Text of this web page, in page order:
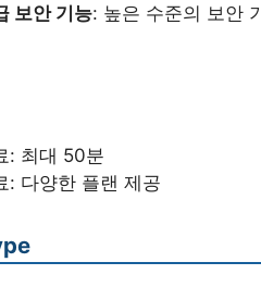
보안 기능: 높은 수준의 보안
: 최대 50분
: 다양한 플랜 제공